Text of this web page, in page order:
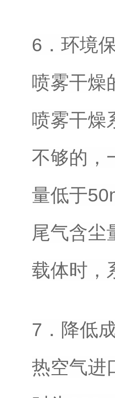
6．环境
喷雾干燥
喷雾干燥
不够的，
量低于
尾气含尘
载体时，
7．降低
热空气进